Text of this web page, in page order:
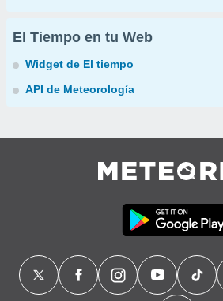
El Tiempo en tu Web
Widget de El tiempo
API de Meteorología